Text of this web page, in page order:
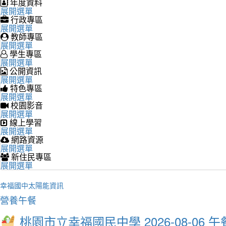
展開選單
行政專區
展開選單
教師專區
展開選單
學生專區
展開選單
公開資訊
展開選單
特色專區
展開選單
校園影音
展開選單
線上學習
展開選單
網路資源
展開選單
新住民專區
展開選單
幸福國中太陽能資訊
營養午餐
桃園市立幸福國民中學 2026-08-06 午